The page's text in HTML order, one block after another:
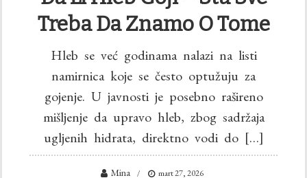
Treba Da Znamo O Tome
Hleb se već godinama nalazi na listi
namirnica koje se često optužuju za
gojenje. U javnosti je posebno rašireno
mišljenje da upravo hleb, zbog sadržaja
ugljenih hidrata, direktno vodi do […]
Mina mart 27, 2026